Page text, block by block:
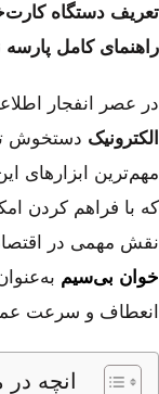
تعریف دستگاه
راهنمای کامل پارسه
در عصر انفجار
الکترونیک دستخوش
مهم‌ترین ابزارهای
که با فراهم کردن
نقش مهمی در اقتصاد
خوان بی‌سیم
انعطاف و سرعت
انچه در